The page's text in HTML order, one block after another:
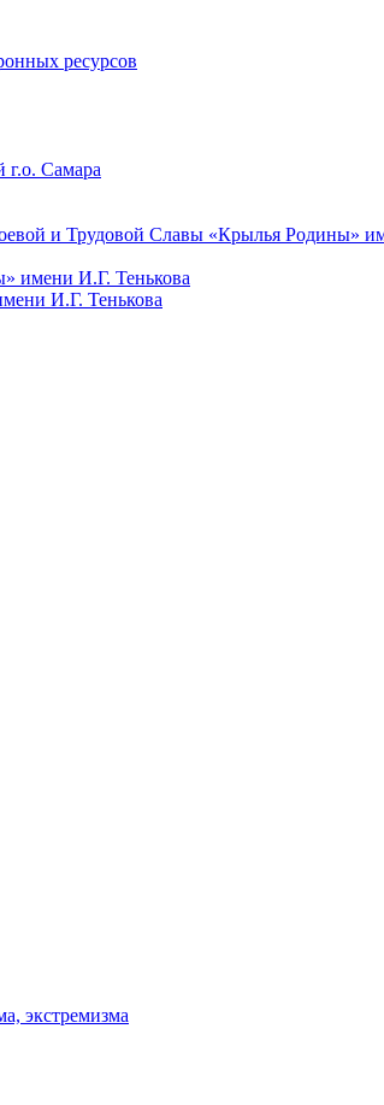
ресурсов
г.о. Самара
и Трудовой Славы «Крылья Родины»
имени И.Г. Тенькова
И.Г. Тенькова
экстремизма